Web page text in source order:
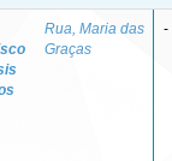
Rua, Maria das
Graças
-